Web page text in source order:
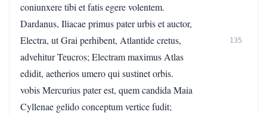
coniunxere tibi et fatis egere volentem.
Dardanus, Iliacae primus pater urbis et auctor,
Electra, ut Grai perhibent, Atlantide cretus,
135
advehitur Teucros; Electram maximus Atlas
edidit, aetherios umero qui sustinet orbis.
vobis Mercurius pater est, quem candida Maia
Cyllenae gelido conceptum vertice fudit;